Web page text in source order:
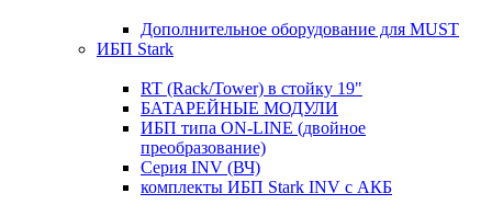
Дополнительное оборудование для MUST
ИБП Stark
RT (Rack/Tower) в стойку 19"
БАТАРЕЙНЫЕ МОДУЛИ
ИБП типа ON-LINE (двойное
преобразование)
Серия INV (ВЧ)
комплекты ИБП Stark INV с АКБ